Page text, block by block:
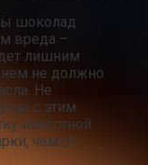
шоколад
вреда –
лишним
нем не должно
Не
с этим
известной
чем от